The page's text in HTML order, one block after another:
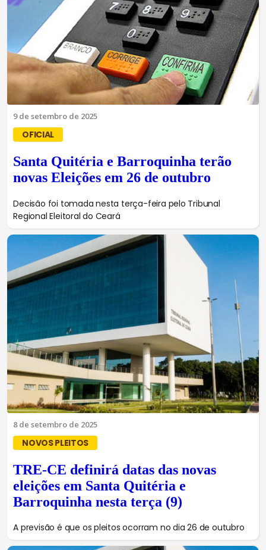
9 de setembro de 2025
OFICIAL
Santa Quitéria e Barroquinha terão
novas Eleições em 26 de outubro
Decisão foi tomada nesta terça-feira pelo Tribunal
Regional Eleitoral do Ceará
8 de setembro de 2025
NOVOS PLEITOS
TRE-CE definirá datas das novas
eleições em Santa Quitéria e
Barroquinha nesta terça (9)
A previsão é que os pleitos ocorram no dia 26 de outubro